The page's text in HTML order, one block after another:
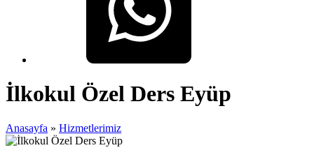
İlkokul Özel Ders Eyüp
Anasayfa » Hizmetlerimiz